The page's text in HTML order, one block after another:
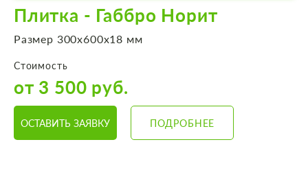
Плитка - Габбро Норит
Размер 300х600х18 мм
Стоимость
от 3 500 руб.
ОСТАВИТЬ ЗАЯВКУ ПОДРОБНЕЕ